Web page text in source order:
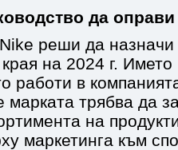
да оправи
реши да
на 2024 г.
работи в
марката трябва да
на
маркетинга към